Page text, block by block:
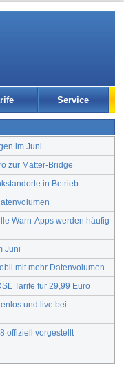
Service
im Juni
zur Matter-Bridge
in Betrieb
Warn-Apps werden häufig
Juni
mit mehr Datenvolumen
Tarife für 29,99 Euro
und live bei
offiziell vorgestellt